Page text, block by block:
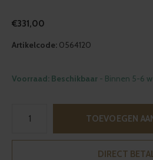
€331,00
Artikelcode: 0564120
Voorraad: Beschikbaar - Binnen 5-6
TOEVOEGEN
DIRECT